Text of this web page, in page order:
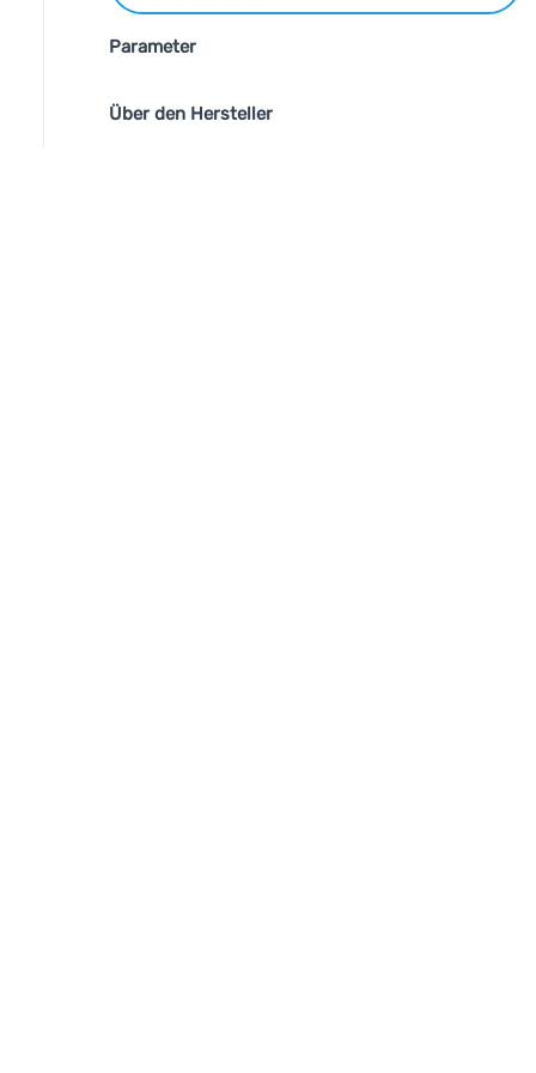
Parameter
Über den Hersteller